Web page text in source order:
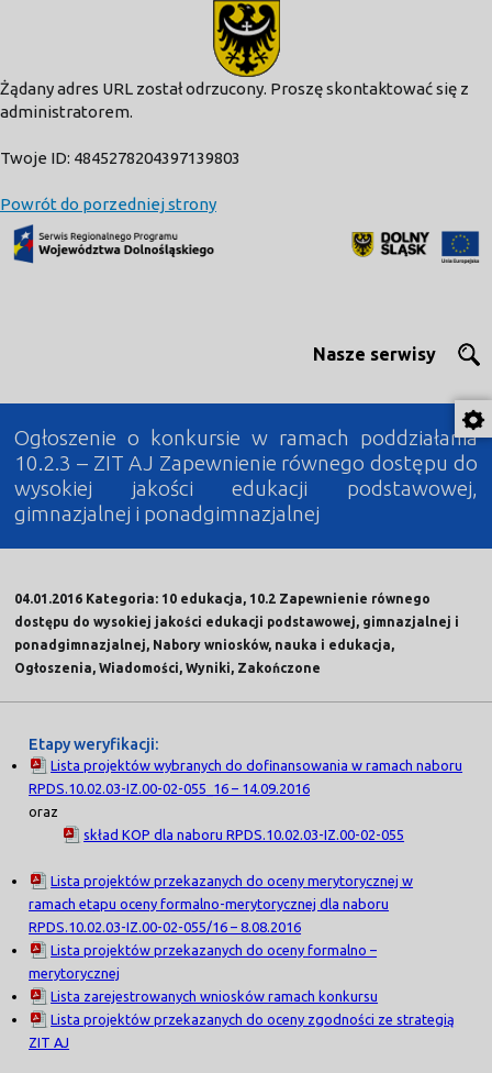
Żądany adres URL został odrzucony. Proszę skontaktować się z
administratorem.
Twoje ID: 4845278204397139803
Powrót do porzedniej strony
Nasze serwisy
Ogłoszenie o konkursie w ramach poddziałania
10.2.3 – ZIT AJ Zapewnienie równego dostępu do
wysokiej jakości edukacji podstawowej,
gimnazjalnej i ponadgimnazjalnej
04.01.2016 Kategoria: 10 edukacja, 10.2 Zapewnienie równego
dostępu do wysokiej jakości edukacji podstawowej, gimnazjalnej i
ponadgimnazjalnej, Nabory wniosków, nauka i edukacja,
Ogłoszenia, Wiadomości, Wyniki, Zakończone
Etapy weryfikacji:
Lista projektów wybranych do dofinansowania w ramach naboru
RPDS.10.02.03-IZ.00-02-055_16 – 14.09.2016
oraz
skład KOP dla naboru RPDS.10.02.03-IZ.00-02-055
Lista projektów przekazanych do oceny merytorycznej w
ramach etapu oceny formalno-merytorycznej dla naboru
RPDS.10.02.03-IZ.00-02-055/16 – 8.08.2016
Lista projektów przekazanych do oceny formalno –
merytorycznej
Lista zarejestrowanych wniosków ramach konkursu
Lista projektów przekazanych do oceny zgodności ze strategią
ZIT AJ
modal-check